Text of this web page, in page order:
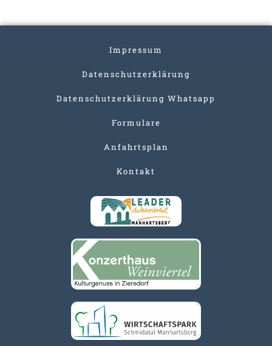
Impressum
Datenschutzerklärung
Datenschutzerklärung Whatsapp
Formulare
Anfahrtsplan
Kontakt